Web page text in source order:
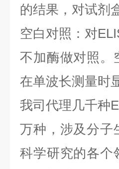
的结果，对试剂
空白对照：对
不加酶做对照。
在单波长测量时
我司代理几千种
万种，涉及分子
科学研究的各个